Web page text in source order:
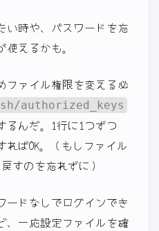
い時や、パスワードを忘
えるかも。
ファイル権限を変える必
authorized_keys
るんだ。1行に1つずつ
ばOK。（もしファイル
すのを忘れずに）
ードなしでログインでき
、一応設定ファイルを確